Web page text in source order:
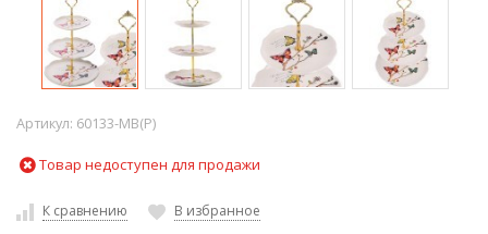
Артикул: 60133-MB(P)
Товар недоступен для продажи
К сравнению В избранное